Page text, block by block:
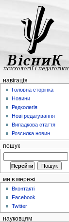
навігація
Головна сторінка
Новини
Редколегія
Нові редагування
Випадкова стаття
Розсилка новин
пошук
ми в мережі
Вконтакті
Facebook
Twitter
науковцям